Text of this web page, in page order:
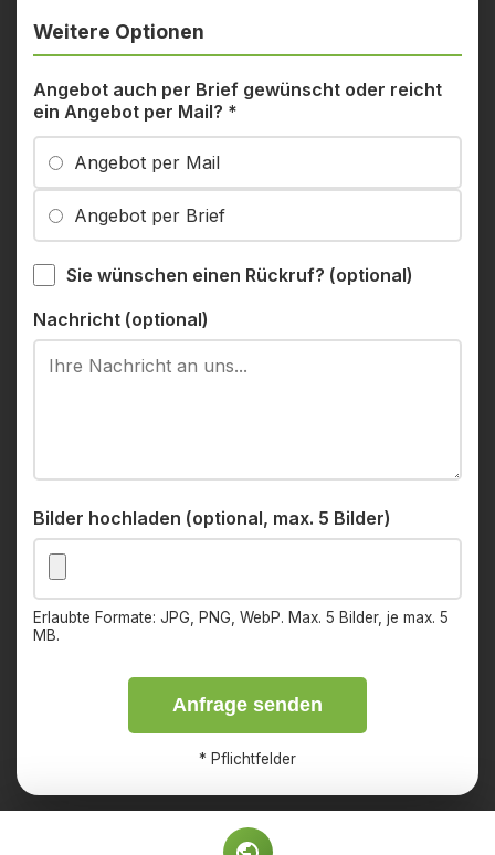
Weitere Optionen
Angebot auch per Brief gewünscht oder reicht
ein Angebot per Mail? *
Angebot per Mail
Angebot per Brief
Sie wünschen einen Rückruf? (optional)
Nachricht (optional)
Bilder hochladen (optional, max. 5 Bilder)
Erlaubte Formate: JPG, PNG, WebP. Max. 5 Bilder, je max. 5
MB.
Anfrage senden
* Pflichtfelder